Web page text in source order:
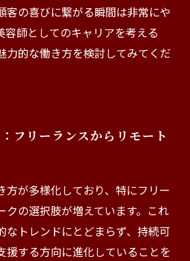
客の喜びに繋がる瞬間は非常にや
容師としてのキャリアを考える
力的な働き方を検討してみてくだ
フリーランスからリモート
方が多様化しており、特にフリー
クの選択肢が増えています。これ
なトレンドにとどまらず、持続可
援する方向に進化していることを